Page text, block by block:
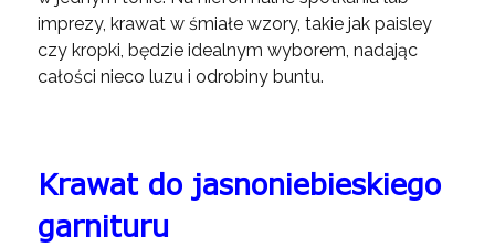
imprezy, krawat w śmiałe wzory, takie jak paisley
czy kropki, będzie idealnym wyborem, nadając
całości nieco luzu i odrobiny buntu.
Krawat do jasnoniebieskiego
garnituru